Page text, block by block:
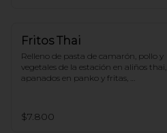
Fritos Thai
Relleno de pasta de camarón, pollo y
vegetales de la estación en aliños thai,
apanados en panko y fritas,
$7.800